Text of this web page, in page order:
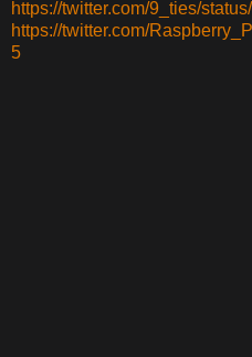
https://twitter.com/9_ties/
https://twitter.com/
5